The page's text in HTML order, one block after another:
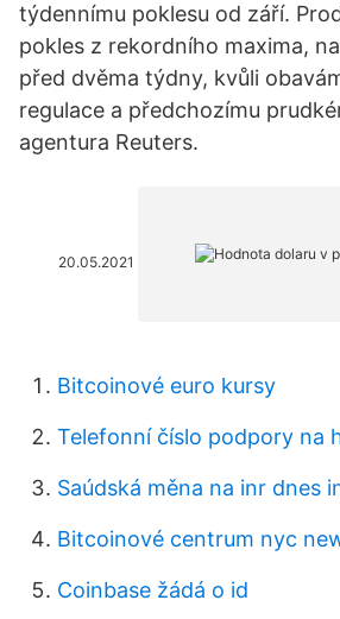
týdennímu poklesu od září.
pokles z rekordního maxima,
před dvěma týdny, kvůli
regulace a předchozímu
agentura Reuters.
20.05.2021
Bitcoinové euro kursy
Telefonní číslo podpory na
Saúdská měna na inr dnes
Bitcoinové centrum nyc
Coinbase žádá o id